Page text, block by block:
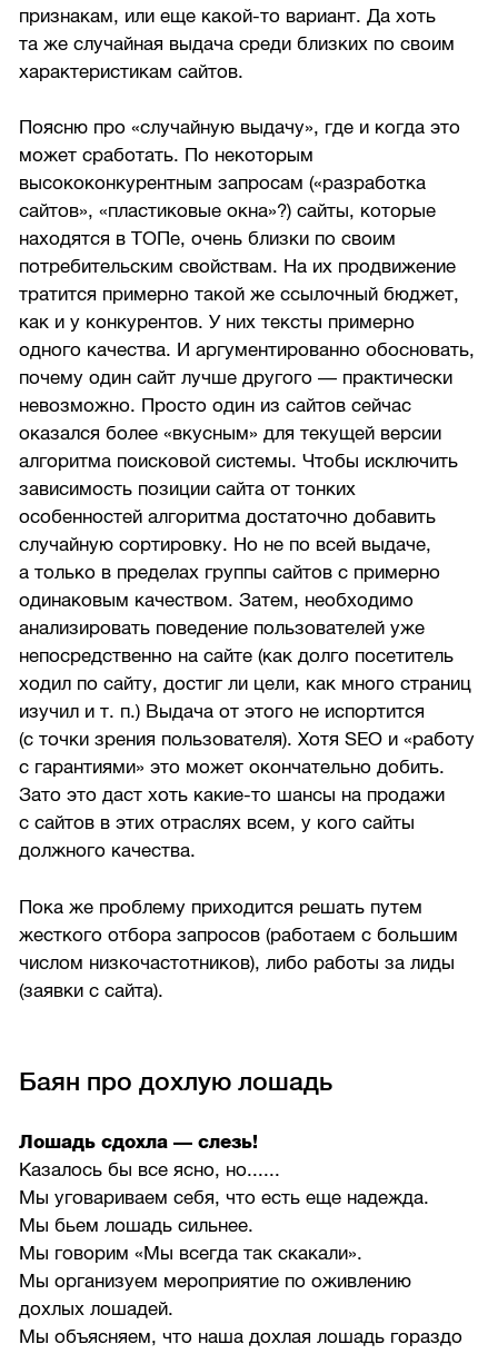
признакам, или еще какой-то вариант. Да хоть
та же случайная выдача среди близких по своим
характеристикам сайтов.
Поясню про «случайную выдачу», где и когда это
может сработать. По некоторым
высококонкурентным запросам («разработка
сайтов», «пластиковые окна»?) сайты, которые
находятся в ТОПе, очень близки по своим
потребительским свойствам. На их продвижение
тратится примерно такой же ссылочный бюджет,
как и у конкурентов. У них тексты примерно
одного качества. И аргументированно обосновать,
почему один сайт лучше другого — практически
невозможно. Просто один из сайтов сейчас
оказался более «вкусным» для текущей версии
алгоритма поисковой системы. Чтобы исключить
зависимость позиции сайта от тонких
особенностей алгоритма достаточно добавить
случайную сортировку. Но не по всей выдаче,
а только в пределах группы сайтов с примерно
одинаковым качеством. Затем, необходимо
анализировать поведение пользователей уже
непосредственно на сайте (как долго посетитель
ходил по сайту, достиг ли цели, как много страниц
изучил и т. п.) Выдача от этого не испортится
(с точки зрения пользователя). Хотя SEO и «работу
с гарантиями» это может окончательно добить.
Зато это даст хоть какие-то шансы на продажи
с сайтов в этих отраслях всем, у кого сайты
должного качества.
Пока же проблему приходится решать путем
жесткого отбора запросов (работаем с большим
числом низкочастотников), либо работы за лиды
(заявки с сайта).
Баян про дохлую лошадь
Лошадь сдохла — слезь!
Казалось бы все ясно, но......
Мы уговариваем себя, что есть еще надежда.
Мы бьем лошадь сильнее.
Мы говорим «Мы всегда так скакали».
Мы организуем мероприятие по оживлению
дохлых лошадей.
Мы объясняем, что наша дохлая лошадь гораздо